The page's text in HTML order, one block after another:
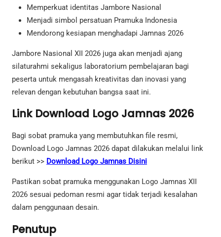
Memperkuat identitas Jambore Nasional
Menjadi simbol persatuan Pramuka Indonesia
Mendorong kesiapan menghadapi Jamnas 2026
Jambore Nasional XII 2026 juga akan menjadi ajang
silaturahmi sekaligus laboratorium pembelajaran bagi
peserta untuk mengasah kreativitas dan inovasi yang
relevan dengan kebutuhan bangsa saat ini.
Link Download Logo Jamnas 2026
Bagi sobat pramuka yang membutuhkan file resmi,
Download Logo Jamnas 2026 dapat dilakukan melalui link
berikut >> Download Logo Jamnas Disini
Pastikan sobat pramuka menggunakan Logo Jamnas XII
2026 sesuai pedoman resmi agar tidak terjadi kesalahan
dalam penggunaan desain.
Penutup